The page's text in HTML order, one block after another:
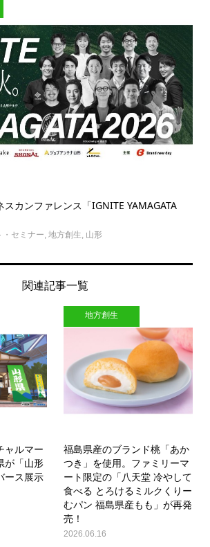
カンファレンス「IGNITE YAMAGATA
・セミナー, 地方創生, 山形
関連記事一覧
ャルマー
が「山形
ース展示
地方創生
福島県産のブランド桃「あか
つき」を使用。ファミリーマ
ート限定の「八天堂 冷やして
食べる とろけるミルクくりー
むパン 福島県産もも」が再発
売！
2026.06.16